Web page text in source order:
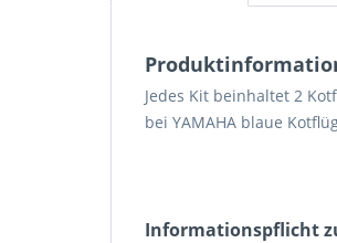
Jedes Kit beinhaltet 2
bei YAMAHA blaue
Informations­pflicht